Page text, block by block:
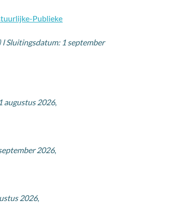
Publieke
Sluitingsdatum: 1 september
augustus 2026,
2026,
2026,